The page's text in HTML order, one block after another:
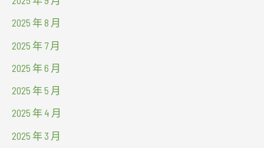
2025 年 8 月
2025 年 7 月
2025 年 6 月
2025 年 5 月
2025 年 4 月
2025 年 3 月